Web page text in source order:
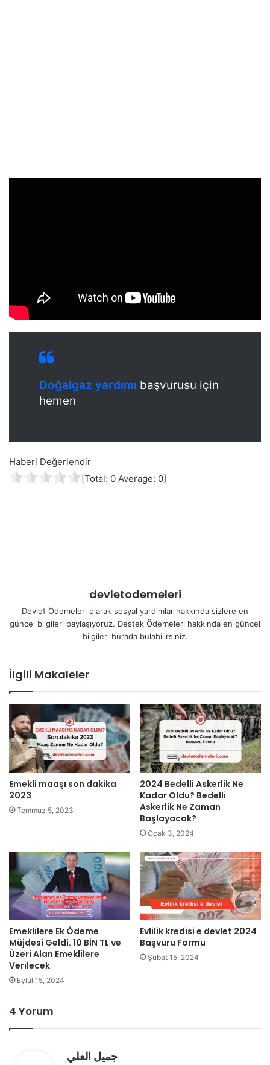
Doğalgaz yardımı başvurusu için
hemen
Haberi Değerlendir
[Total: 0 Average: 0]
devletodemeleri
Devlet Ödemeleri olarak sosyal yardımlar hakkında sizlere en
güncel bilgileri paylaşıyoruz. Destek Ödemeleri hakkında en güncel
bilgileri burada bulabilirsiniz.
İlgili Makaleler
Emekli maaşı son dakika
2023
Temmuz 5, 2023
2024 Bedelli Askerlik Ne
Kadar Oldu? Bedelli
Askerlik Ne Zaman
Başlayacak?
Ocak 3, 2024
Emeklilere Ek Ödeme
Müjdesi Geldi. 10 BİN TL ve
Üzeri Alan Emeklilere
Verilecek
Eylül 15, 2024
Evlilik kredisi e devlet 2024
Başvuru Formu
Şubat 15, 2024
4 Yorum
جميل العلي